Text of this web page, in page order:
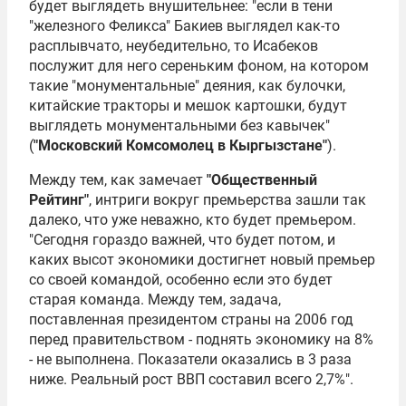
будет выглядеть внушительнее: "если в тени
"железного Феликса" Бакиев выглядел как-то
расплывчато, неубедительно, то Исабеков
послужит для него сереньким фоном, на котором
такие "монументальные" деяния, как булочки,
китайские тракторы и мешок картошки, будут
выглядеть монументальными без кавычек"
("Московский Комсомолец в Кыргызстане").
Между тем, как замечает "Общественный
Рейтинг", интриги вокруг премьерства зашли так
далеко, что уже неважно, кто будет премьером.
"Сегодня гораздо важней, что будет потом, и
каких высот экономики достигнет новый премьер
со своей командой, особенно если это будет
старая команда. Между тем, задача,
поставленная президентом страны на 2006 год
перед правительством - поднять экономику на 8%
- не выполнена. Показатели оказались в 3 раза
ниже. Реальный рост ВВП составил всего 2,7%".